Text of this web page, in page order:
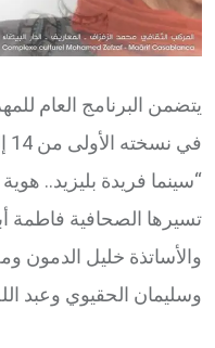
يتضمن البرنامج العام
“سينما فريدة بليزيد..
تسيرها الصحافية فاطمة
والأساتذة خليل الدمون
وسليمان الحقيوي وعبد